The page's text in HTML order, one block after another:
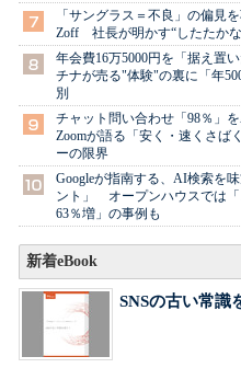
「サングラス＝不良」の偏見
Zoff 社長が明かす“したたか
年会費16万5000円を「据え置
チナが売る"体験"の裏に「年
別
チャット問い合わせ「98％」
Zoomが語る「安く・速くさば
ーの限界
Googleが指南する、AI検索を
ント」 オープンハウスでは
63％増」の事例も
新着eBook
SNSの古い常識